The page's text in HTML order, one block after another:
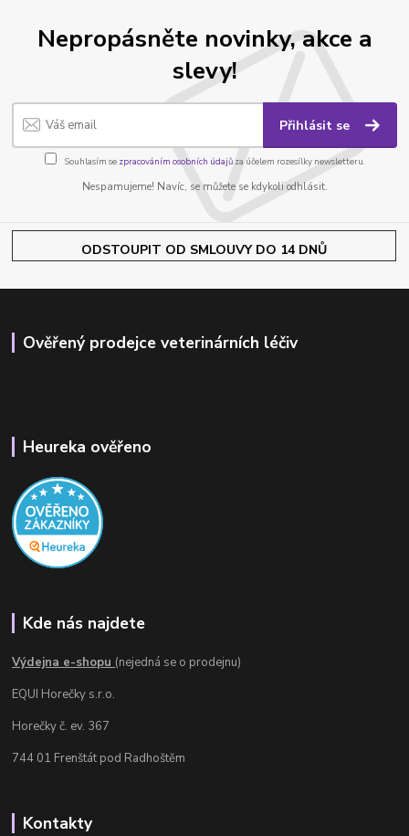
Nepropásněte novinky, akce a
slevy!
Přihlásit se
Souhlasím se zpracováním osobních údajůza účelem rozesílky newsletteru.
Nespamujeme! Navíc, se můžete se kdykoli odhlásit.
ODSTOUPIT OD SMLOUVY DO 14 DNŮ
Ověřený prodejce veterinárních léčiv
Heureka ověřeno
Kde nás najdete
Výdejna e-shopu (nejedná se o prodejnu)
EQUI Horečky s.r.o.
Horečky č. ev. 367
744 01 Frenštát pod Radhoštěm
Kontakty